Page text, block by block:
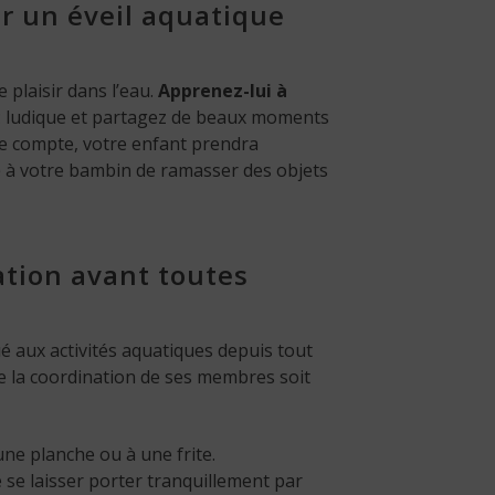
un éveil aquatique
dans l’eau. Apprenez-lui à
ludique et partagez de beaux moments
compte, votre enfant prendra
votre bambin de ramasser des objets
avant toutes
aux activités aquatiques depuis tout
la coordination de ses membres soit
planche ou à une frite.
se laisser porter tranquillement par